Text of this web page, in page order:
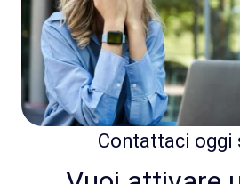
Contattaci oggi